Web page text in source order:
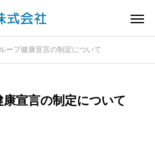
ープ健康宣言の制定について
康宣言の制定について